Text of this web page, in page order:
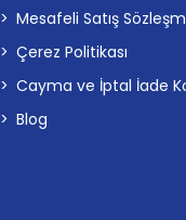
Mesafeli Satış
Çerez Politikası
Cayma ve İptal İade
Blog